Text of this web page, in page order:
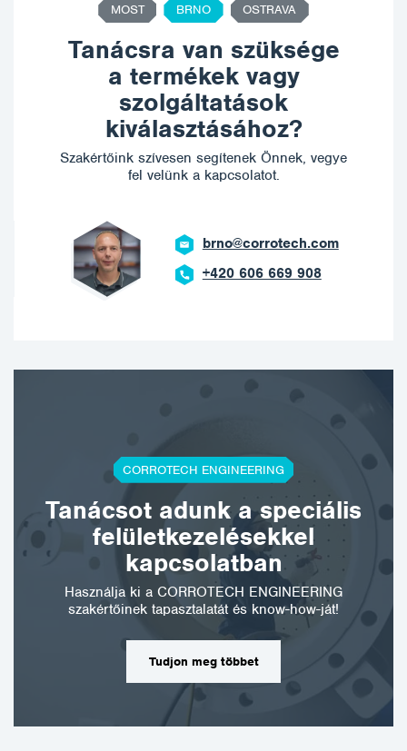
MOST BRNO OSTRAVA
Tanácsra van szüksége
a termékek vagy
szolgáltatások
kiválasztásához?
Szakértőink szívesen segítenek Önnek, vegye
fel velünk a kapcsolatot.
brno@corrotech.com
+420 606 669 908
CORROTECH ENGINEERING
Tanácsot adunk a speciális
felületkezelésekkel
kapcsolatban
Használja ki a CORROTECH ENGINEERING
szakértőinek tapasztalatát és know-how-ját!
Tudjon meg többet